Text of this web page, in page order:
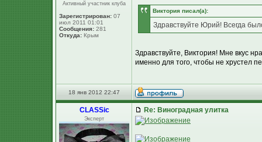
Активный участник клуба
Зарегистрирован: 07
июл 2011 01:01
Сообщения: 281
Откуда: Крым
Виктория писал(а):
Здравствуйте Юрий! Всегда
Здравствуйте, Виктория! Мне вкус
именно для того, чтобы не хрустел
18 янв 2012 22:47
CLASSic
Эксперт
Re: Виноградная улитка